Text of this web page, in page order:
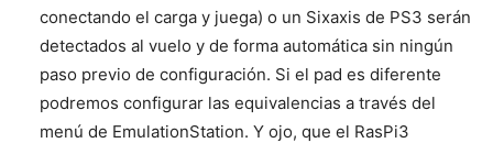
conectando el carga y juega) o un Sixaxis de PS3 serán
detectados al vuelo y de forma automática sin ningún
paso previo de configuración. Si el pad es diferente
podremos configurar las equivalencias a través del
menú de EmulationStation. Y ojo, que el RasPi3